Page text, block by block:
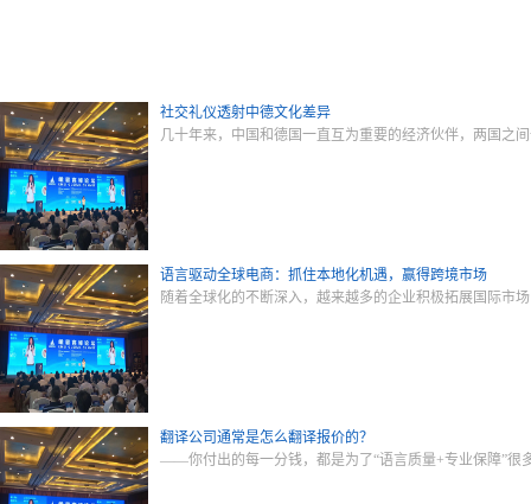
社交礼仪透射中德文化差异
几十年来，中国和德国一直互为重要的经济伙伴，两国之
语言驱动全球电商：抓住本地化机遇，赢得跨境市场
随着全球化的不断深入，越来越多的企业积极拓展国际市
翻译公司通常是怎么翻译报价的？
——你付出的每一分钱，都是为了“语言质量+专业保障”很